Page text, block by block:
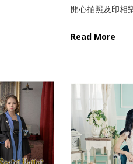
開心拍照及印相
Read More